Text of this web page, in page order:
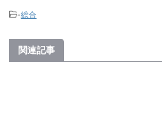
-総合
関連記事